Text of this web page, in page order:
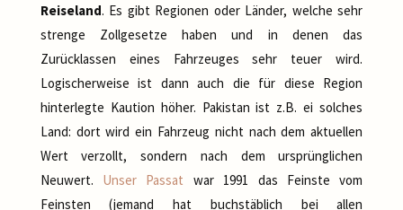
Reiseland. Es gibt Regionen oder Länder, welche sehr
strenge Zollgesetze haben und in denen das
Zurücklassen eines Fahrzeuges sehr teuer wird.
Logischerweise ist dann auch die für diese Region
hinterlegte Kaution höher. Pakistan ist z.B. ei solches
Land: dort wird ein Fahrzeug nicht nach dem aktuellen
Wert verzollt, sondern nach dem ursprünglichen
Neuwert. Unser Passat war 1991 das Feinste vom
Feinsten (jemand hat buchstäblich bei allen